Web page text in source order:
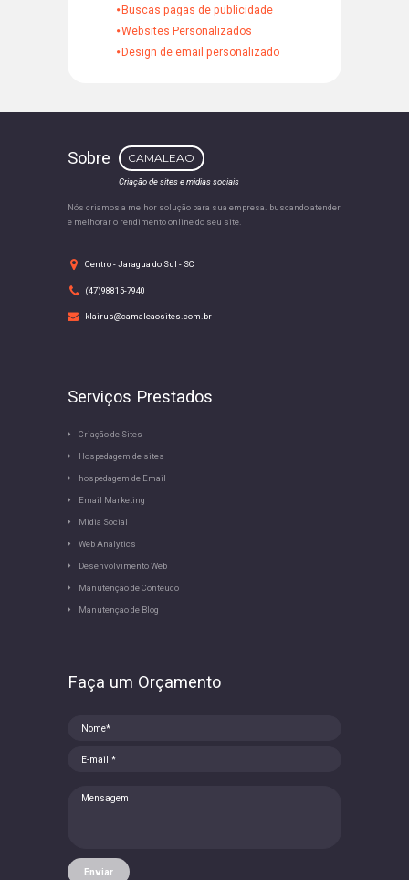
Buscas pagas de publicidade
Websites Personalizados
Design de email personalizado
Sobre CAMALEAO
Criação de sites e midias sociais
Nós criamos a melhor solução para sua empresa. buscando atender
e melhorar o rendimento online do seu site.
Centro - Jaragua do Sul - SC
(47)98815-7940
klairus@camaleaosites.com.br
Serviços Prestados
Criação de Sites
Hospedagem de sites
hospedagem de Email
Email Marketing
Midia Social
Web Analytics
Desenvolvimento Web
Manutenção de Conteudo
Manutençao de Blog
Faça um Orçamento
Enviar